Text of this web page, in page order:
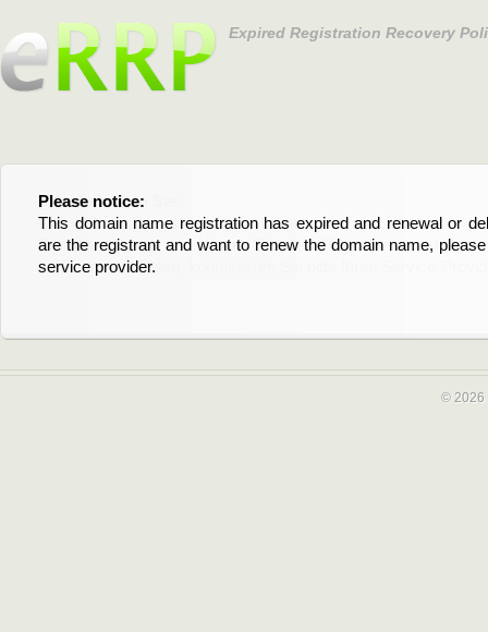
Expired Registration Recovery
Please notice:
This domain name registration has expired and renewal or
are the registrant and want to renew the domain name,
service provider.
Bitte beachten Sie:
Diese Domainregistrierung ist abgelaufen und die
Domain stehen an. Wenn Sie der Registrant sind und
verlängern möchten, kontaktieren Sie bitte Ihren Service-
© 2026